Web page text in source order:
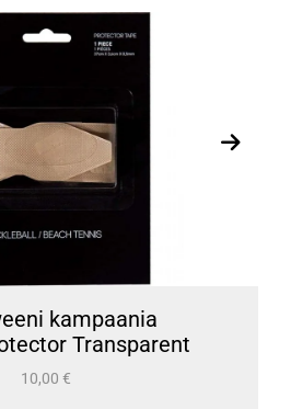
kampaania
Transparent
10,00 €